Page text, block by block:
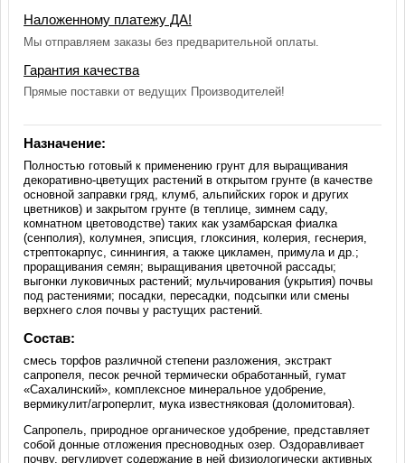
Наложенному платежу ДА!
Мы отправляем заказы без предварительной оплаты.
Гарантия качества
Прямые поставки от ведущих Производителей!
Назначение:
Полностью готовый к применению грунт для выращивания
декоративно-цветущих растений в открытом грунте (в качестве
основной заправки гряд, клумб, альпийских горок и других
цветников) и закрытом грунте (в теплице, зимнем саду,
комнатном цветоводстве) таких как узамбарская фиалка
(сенполия), колумнея, эписция, глоксиния, колерия, геснерия,
стрептокарпус, синнингия, а также цикламен, примула и др.;
проращивания семян; выращивания цветочной рассады;
выгонки луковичных растений; мульчирования (укрытия) почвы
под растениями; посадки, пересадки, подсыпки или смены
верхнего слоя почвы у растущих растений.
Состав:
смесь торфов различной степени разложения, экстракт
сапропеля, песок речной термически обработанный, гумат
«Сахалинский», комплексное минеральное удобрение,
вермикулит/агроперлит, мука известняковая (доломитовая).
Сапропель, природное органическое удобрение, представляет
собой донные отложения пресноводных озер. Оздоравливает
почву, регулирует содержание в ней физиологически активных